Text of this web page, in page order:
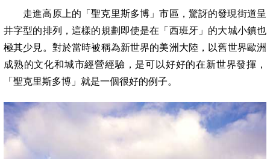
走進高原上的「聖克里斯多博」市區，驚訝的發現街道呈
井字型的排列，這樣的規劃即使是在「西班牙」的大城小鎮也
極其少見。對於當時被稱為新世界的美洲大陸，以舊世界歐洲
成熟的文化和城市經營經驗，是可以好好的在新世界發揮，
「聖克里斯多博」就是一個很好的例子。